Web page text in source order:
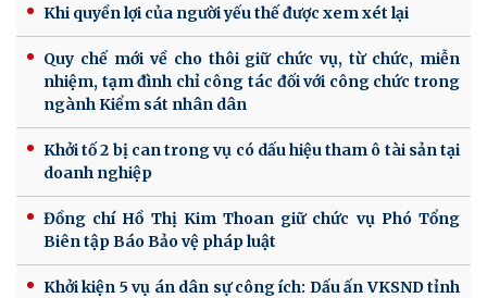
Khi quyền lợi của người yếu thế được xem xét lại
Quy chế mới về cho thôi giữ chức vụ, từ chức, miễn
nhiệm, tạm đình chỉ công tác đối với công chức trong
ngành Kiểm sát nhân dân
Khởi tố 2 bị can trong vụ có dấu hiệu tham ô tài sản tại
doanh nghiệp
Đồng chí Hồ Thị Kim Thoan giữ chức vụ Phó Tổng
Biên tập Báo Bảo vệ pháp luật
Khởi kiện 5 vụ án dân sự công ích: Dấu ấn VKSND tỉnh